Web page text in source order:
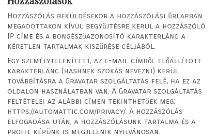
Hozzászólás beküldésekor a hozzászólási űrlapban
megadottakon kívül begyűjtésre kerül a hozzászóló
IP címe és a böngészőazonosító karakterlánc a
kéretlen tartalmak kiszűrése céljából.
Egy személytelenített, az e-mail címből előállított
karakterlánc (hashnek szokás nevezni) kerül
továbbításra a Gravatar szolgáltatás felé, ha ez az
oldalon használatban van. A Gravatar szolgáltatás
feltételei az alábbi címen tekinthetőek meg:
https://automattic.com/privacy/. A hozzászólás
elfogadása után, a hozzászólásunk tartalma és a
profil képünk is megjelenik nyilvánosan.